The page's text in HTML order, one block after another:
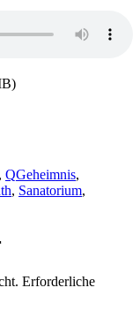
, QGeheimnis,
, Sanatorium,
Erforderliche